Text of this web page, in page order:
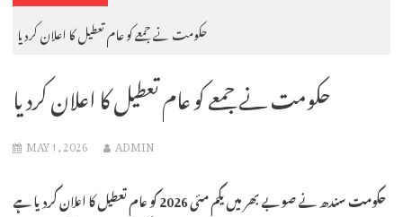
حکومت نے جمعے کو عام تعطیل کا اعلان کردیا
حکومت نے جمعے کو عام تعطیل کا اعلان کردیا
MAY 1, 2026 ADMIN
حکومت سندھ نے صوبے بھر میں یکم مئی 2026 کو عام تعطیل کا اعلان کردیا ہے